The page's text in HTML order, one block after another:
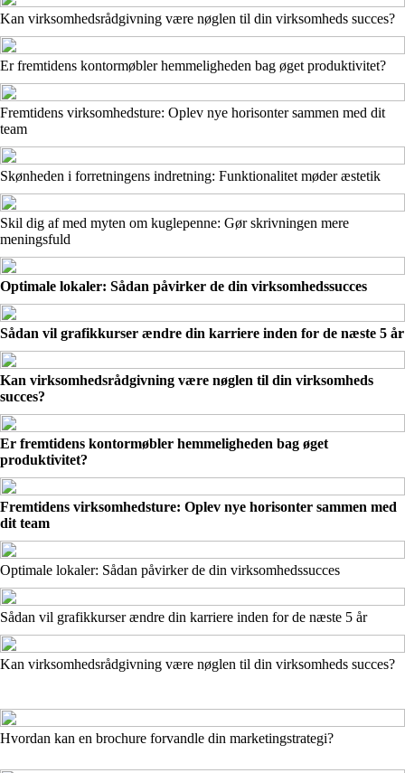
Kan virksomhedsrådgivning være nøglen til din virksomheds succes?
Er fremtidens kontormøbler hemmeligheden bag øget produktivitet?
Fremtidens virksomhedsture: Oplev nye horisonter sammen med dit
team
Skønheden i forretningens indretning: Funktionalitet møder æstetik
Skil dig af med myten om kuglepenne: Gør skrivningen mere
meningsfuld
Optimale lokaler: Sådan påvirker de din virksomhedssucces
Sådan vil grafikkurser ændre din karriere inden for de næste 5 år
Kan virksomhedsrådgivning være nøglen til din virksomheds
succes?
Er fremtidens kontormøbler hemmeligheden bag øget
produktivitet?
Fremtidens virksomhedsture: Oplev nye horisonter sammen med
dit team
Optimale lokaler: Sådan påvirker de din virksomhedssucces
Sådan vil grafikkurser ændre din karriere inden for de næste 5 år
Kan virksomhedsrådgivning være nøglen til din virksomheds succes?
Hvordan kan en brochure forvandle din marketingstrategi?